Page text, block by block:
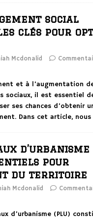
social
clés pour
Mcdonalid
et à l’augmentation
sociaux, il est essentiel
ses chances d’obtenir
Dans cet article, nous
d’urbanisme
pour
du territoire
Mcdonalid
d’urbanisme (PLU)